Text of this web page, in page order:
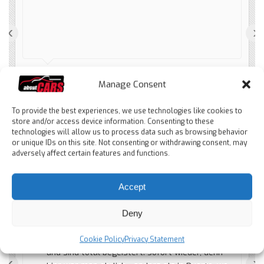
Manage Consent
To provide the best experiences, we use technologies like cookies to
store and/or access device information. Consenting to these
technologies will allow us to process data such as browsing behavior
or unique IDs on this site. Not consenting or withdrawing consent, may
adversely affect certain features and functions.
Accept
Deny
Cookie PolicyPrivacy Statement
Spanier Patito
‹ ›
Tolles Auto - super Service
durch Wieberen. Alles gut gelaufen. Wieberen
haben das Auto ohne Besichtigung gekauft
und sind total begeistert. Sofort wieder, denn